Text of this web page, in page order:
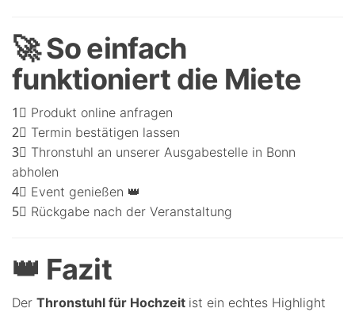
🚀 So einfach
funktioniert die Miete
1⃣ Produkt online anfragen
2⃣ Termin bestätigen lassen
3⃣ Thronstuhl an unserer Ausgabestelle in Bonn
abholen
4⃣ Event genießen 👑
5⃣ Rückgabe nach der Veranstaltung
👑 Fazit
Der Thronstuhl für Hochzeit ist ein echtes Highlight